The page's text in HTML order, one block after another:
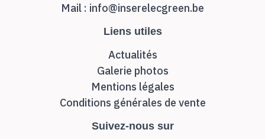
Mail : info@inserelecgreen.be
Liens utiles
Actualités
Galerie photos
Mentions légales
Conditions générales de vente
Suivez-nous sur